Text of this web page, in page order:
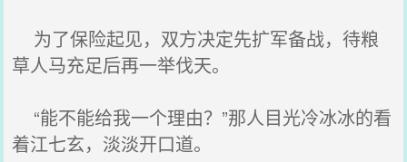
为了保险起见，双方决定先扩军备战，待粮
草人马充足后再一举伐天。
“能不能给我一个理由？”那人目光冷冰冰的看
着江七玄，淡淡开口道。